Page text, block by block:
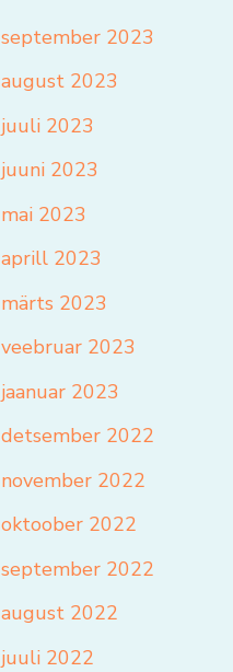
september 2023
august 2023
juuli 2023
juuni 2023
mai 2023
aprill 2023
märts 2023
veebruar 2023
jaanuar 2023
detsember 2022
november 2022
oktoober 2022
september 2022
august 2022
juuli 2022